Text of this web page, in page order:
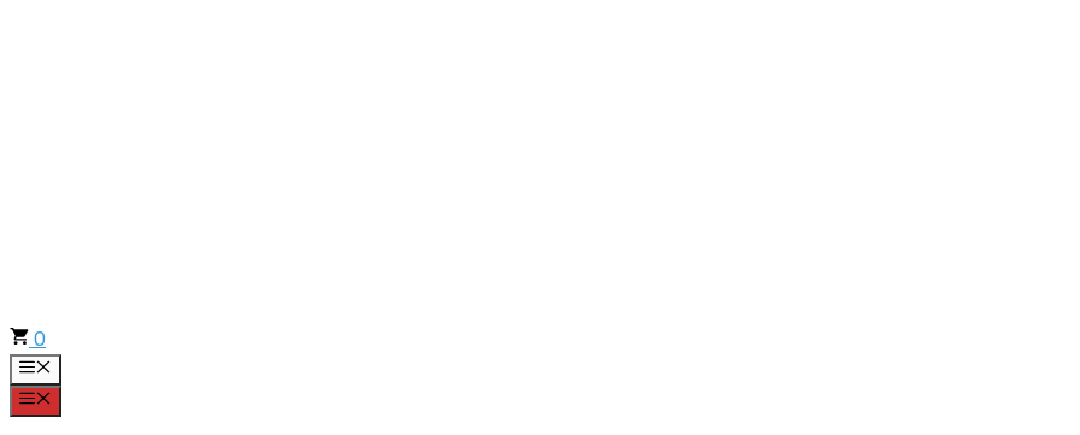
0
Menú
Menú